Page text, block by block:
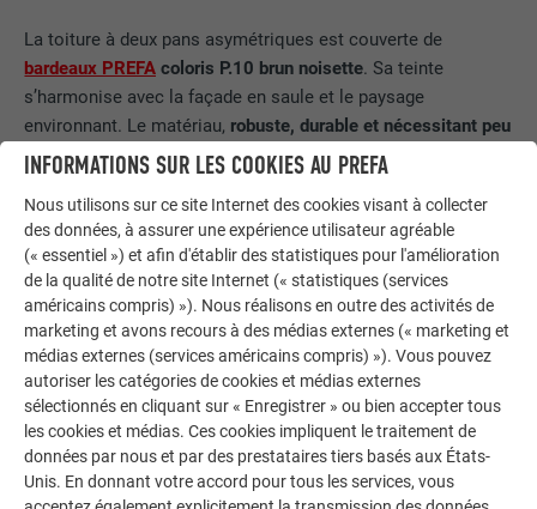
La toiture à deux pans asymétriques est couverte de
bardeaux PREFA coloris P.10 brun noisette. Sa teinte
s’harmonise avec la façade en saule et le paysage
environnant. Le matériau, robuste, durable et nécessitant peu
d’entretien, s’inscrit parfaitement dans le concept
long bandeau de fenêtres qui s’étire presque sur toute la
largeur de la toiture, interrompant le revêtement en bardeaux.
La réalisation de cette solution sur mesure a nécessité une
planification et une mise en œuvre particulièrement
soignées. Philippe Iacono di Cacito, de l’entreprise ID
Couverture, responsable de la toiture, explique : « Le lien
personnel avec les projets est essentiel pour moi. » En
étroite collaboration avec les architectes, il a conçu des
raccords spécifiques, un projet expérimental en construction
bois comme celui-ci ne permettant pas de recourir à une
couverture standard.
INFORMATIONS SUR LES COOKIES AU PREFA
Nous utilisons sur ce site Internet des cookies visant à collecter
des données, à assurer une expérience utilisateur agréable
(« essentiel ») et afin d'établir des statistiques pour l'amélioration
de la qualité de notre site Internet (« statistiques (services
américains compris) »). Nous réalisons en outre des activités de
marketing et avons recours à des médias externes (« marketing et
médias externes (services américains compris) »). Vous pouvez
autoriser les catégories de cookies et médias externes
sélectionnés en cliquant sur « Enregistrer » ou bien accepter tous
les cookies et médias. Ces cookies impliquent le traitement de
données par nous et par des prestataires tiers basés aux États-
Unis. En donnant votre accord pour tous les services, vous